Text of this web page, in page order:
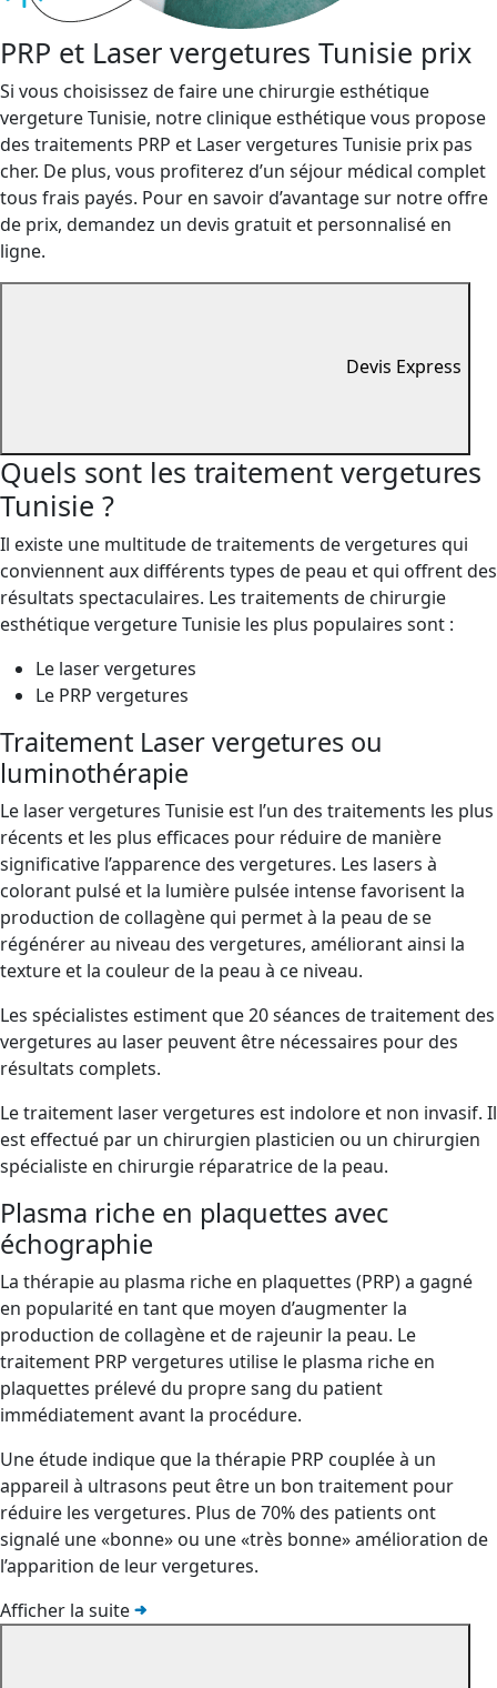
PRP et Laser vergetures Tunisie prix
Si vous choisissez de faire une chirurgie esthétique
vergeture Tunisie, notre clinique esthétique vous propose
des traitements PRP et Laser vergetures Tunisie prix pas
cher. De plus, vous profiterez d’un séjour médical complet
tous frais payés. Pour en savoir d’avantage sur notre offre
de prix, demandez un devis gratuit et personnalisé en
ligne.
Devis Express
Quels sont les traitement vergetures
Tunisie ?
Il existe une multitude de traitements de vergetures qui
conviennent aux différents types de peau et qui offrent des
résultats spectaculaires. Les traitements de chirurgie
esthétique vergeture Tunisie les plus populaires sont :
Le laser vergetures
Le PRP vergetures
Traitement Laser vergetures ou
luminothérapie
Le laser vergetures Tunisie est l’un des traitements les plus
récents et les plus efficaces pour réduire de manière
significative l’apparence des vergetures. Les lasers à
colorant pulsé et la lumière pulsée intense favorisent la
production de collagène qui permet à la peau de se
régénérer au niveau des vergetures, améliorant ainsi la
texture et la couleur de la peau à ce niveau.
Les spécialistes estiment que 20 séances de traitement des
vergetures au laser peuvent être nécessaires pour des
résultats complets.
Le traitement laser vergetures est indolore et non invasif. Il
est effectué par un chirurgien plasticien ou un chirurgien
spécialiste en chirurgie réparatrice de la peau.
Plasma riche en plaquettes avec
échographie
La thérapie au plasma riche en plaquettes (PRP) a gagné
en popularité en tant que moyen d’augmenter la
production de collagène et de rajeunir la peau. Le
traitement PRP vergetures utilise le plasma riche en
plaquettes prélevé du propre sang du patient
immédiatement avant la procédure.
Une étude indique que la thérapie PRP couplée à un
appareil à ultrasons peut être un bon traitement pour
réduire les vergetures. Plus de 70% des patients ont
signalé une «bonne» ou une «très bonne» amélioration de
l’apparition de leur vergetures.
Afficher la suite